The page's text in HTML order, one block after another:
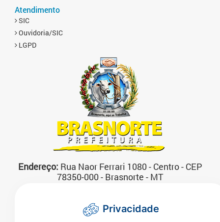
Atendimento
SIC
Ouvidoria/SIC
LGPD
Endereço: Rua Naor Ferrari 1080 - Centro - CEP
78350-000 - Brasnorte - MT
Sexta-feira
Telefone: (66)3592-3200
Privacidade